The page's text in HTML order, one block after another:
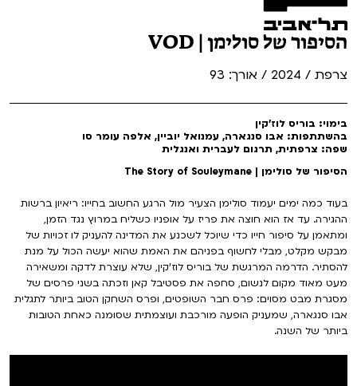
הסיפור של סולימן | VOD
צרפת / 2024 / אורך: 93
בימוי: בוריס לוז'קין
בהשתתפות: אבו סנגארה, עמנואל יוביין, אלפה עומר סו
שפה: צרפתית, תרגום לעברית ואנגלית
הסיפור של סולימן | The Story of Souleymane
בעוד כמה ימים יעמוד סולימן הצעיר מול הרגע החשוב בחייו: ריאיון ברשות
ההגירה. עד אז הוא חוצה את פריז על אופניו כשליח במרוץ נגד הזמן,
ומתאמן על סיפור חייו כדי שיוכל לשכנע את המדינה להעניק לו זכויות של
מבקש מקלט, מבלי לחשוף בפניהם את האמת שהוא יעשה הכול על מנת
להסתיר. הדרמה המרגשת של בוריס לוז'קין, שלא עוצרת לדקה ומשאירה
מעט מאוד מקום לנשום, סחפה את פסטיבל קאן וזכתה בשני פרסים של
מסגרת מבט מסוים: פרס חבר השופטים, ופרס השחקן הטוב ביותר לתגלית
אבו סנגארה, שמעניק הופעה מורכבת ועוצמתית שסומנה כאחת הטובות
ביותר של השנה.